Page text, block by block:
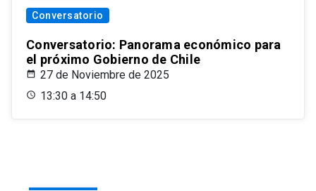
Conversatorio
Conversatorio: Panorama económico para
el próximo Gobierno de Chile
27 de Noviembre de 2025
13:30 a 14:50